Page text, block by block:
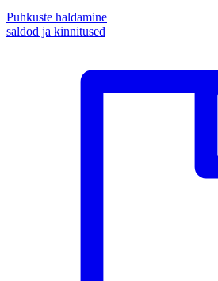
Puhkuste haldamine
saldod ja kinnitused